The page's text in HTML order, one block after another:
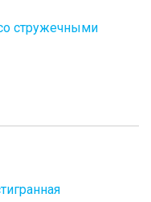
стружечными